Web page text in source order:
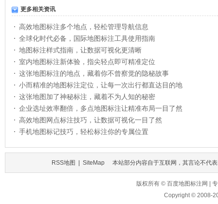
更多相关资讯
高效地图标注多个地点，轻松管理导航信息
全球化时代必备，国际地图标注工具使用指南
地图标注样式指南，让数据可视化更清晰
室内地图标注新体验，指尖轻点即可精准定位
这张地图标注的地点，藏着你不曾察觉的隐秘故事
小而精准的地图标注定位，让每一次出行都直达目的地
这张地图加了神秘标注，藏着不为人知的秘密
企业选址效率翻倍，多点地图标注让精准布局一目了然
高效地图网点标注技巧，让数据可视化一目了然
手机地图标记技巧，轻松标注你的专属位置
RSS地图 SiteMap 本站部分内容自于互联网，其言论不代
版权所有 © 百度地图标注网 |
Copyright © 2008-